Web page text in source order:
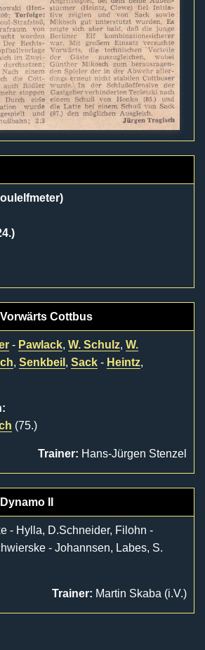
Cottbus
- Pawlack, W. Schulz, W.
, Senkbeil , Sack - Heintz,
(75.)
Trainer: Hans-Jürgen Stenzel
II
- Hylla, D.Schneider, Filohn -
- Johannsen, Labes, S.
Trainer: Martin Skaba (i.V.)